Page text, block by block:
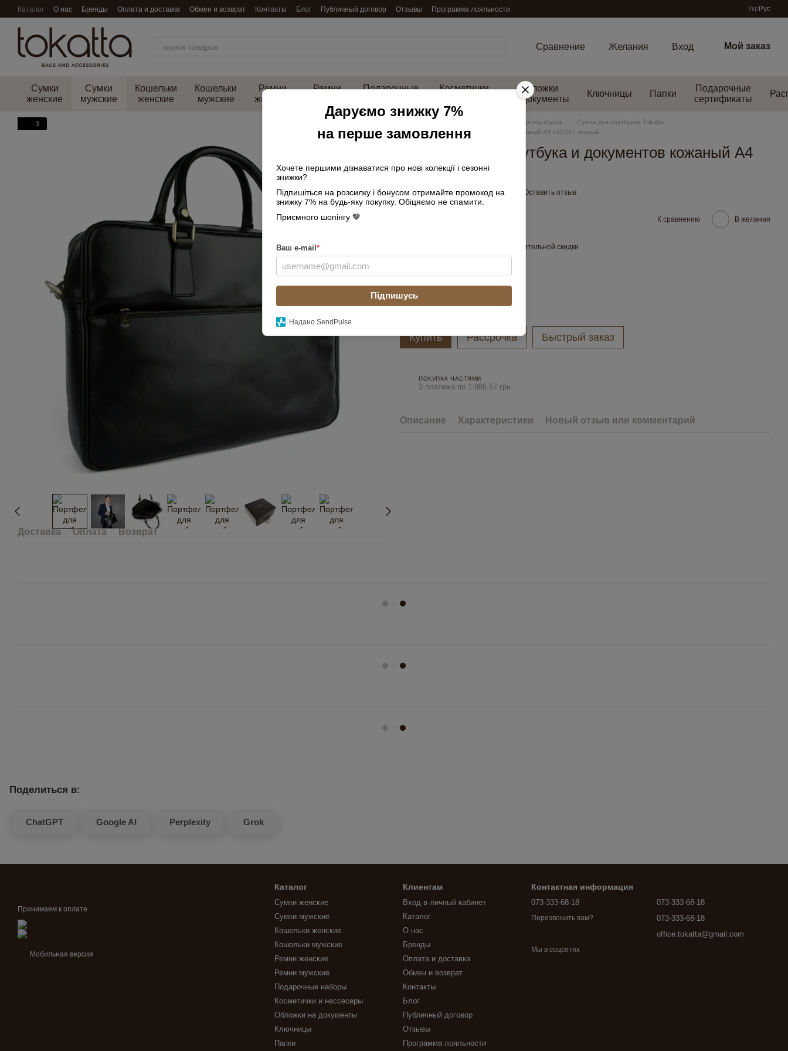
Перейти к основному контенту
Даруємо знижку 7%
на перше замовлення
Хочете першими дізнаватися про нові колекції і сезонні
знижки?
Підпишіться на розсилку і бонусом отримайте промокод на
знижку 7% на будь-яку покупку. Обіцяємо не спамити.
Приємного шопінгу 🤎
Ваш e-mail *
Підпишусь
Надано SendPulse
Каталог О нас Бренды Оплата и доставка Обмен и возврат Контакты Блог Публичный договор Отзывы Программа лояльности Укр Рус
Сравнение Желания Вход Мой заказ
Сумки
женские
Сумки
мужские
Кошельки
женские
Кошельки
мужские
Ремни
женские
Ремни
Подарочные
Косметички
Обложки
на документы
Ключницы Папки
Подарочные
сертификаты
3
Доставка Оплата Возврат
Сумки для ноутбуков
Сумки для ноутбуков Tokatta
Портфель для ноутбука и документов кожаный А4 m01287 черный
Портфель для ноутбука и документов кожаный А4
m01287 черный
В наличии Артикул: 2554302368 Оставить отзыв
К сравнению В желания
для отображения накопительной скидки
Купить Рассрочка Быстрый заказ
ПОКУПКА ЧАСТЯМИ
3 платежа по 1 886.67 грн
Описание Характеристики Новый отзыв или комментарий
Поделиться в:
ChatGPT Google AI Perplexity Grok
Принимаем к оплате
Мобильная версия
Каталог
Сумки женские
Сумки мужские
Кошельки женские
Кошельки мужские
Ремни женские
Ремни мужские
Подарочные наборы
Косметички и нессесеры
Обложки на документы
Ключницы
Папки
Клиентам
Вход в личный кабинет
Каталог
О нас
Бренды
Оплата и доставка
Обмен и возврат
Контакты
Блог
Публичный договор
Отзывы
Программа лояльности
Контактная информация
073-333-68-18
Перезвонить вам?
073-333-68-18
073-333-68-18
office.tokatta@gmail.com
Мы в соцсетях